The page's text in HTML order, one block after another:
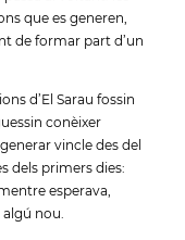
que es generen,
de formar part d’un
d’El Sarau fossin
conèixer
vincle des del
dels primers dies:
esperava,
nou.